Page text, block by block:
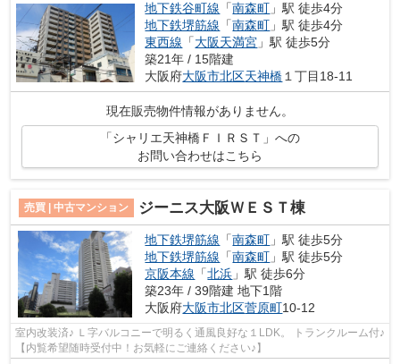
地下鉄谷町線 「南森町 」駅 徒歩4分
地下鉄堺筋線 「南森町 」駅 徒歩4分
東西線 「大阪天満宮 」駅 徒歩5分
築21年 / 15階建
大阪府大阪市北区天神橋１丁目18-11
現在販売物件情報がありません。
「シャリエ天神橋ＦＩＲＳＴ」への
お問い合わせはこちら
売買 | 中古マンション ジーニス大阪ＷＥＳＴ棟
地下鉄堺筋線 「南森町 」駅 徒歩5分
地下鉄堺筋線 「南森町 」駅 徒歩5分
京阪本線 「北浜 」駅 徒歩6分
築23年 / 39階建 地下1階
大阪府大阪市北区菅原町10-12
室内改装済♪ Ｌ字バルコニーで明るく通風良好な１LDK。 トランクルーム付♪
【内覧希望随時受付中！お気軽にご連絡ください♪】